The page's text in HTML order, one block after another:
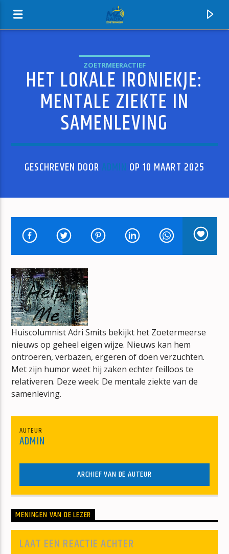
MZ-RADIO
HUIDIG NUMMER
FREEDOM
GEORGE MICHAEL
mz-radio
ZOETRMEERACTIEF
HET LOKALE IRONIEKJE:
MENTALE ZIEKTE IN
SAMENLEVING
GESCHREVEN DOOR ADMIN OP 10 MAART 2025
Huiscolumnist Adri Smits bekijkt het Zoetermeerse
nieuws op geheel eigen wijze. Nieuws kan hem
ontroeren, verbazen, ergeren of doen verzuchten.
Met zijn humor weet hij zaken echter feilloos te
relativeren. Deze week: De mentale ziekte van de
samenleving.
AUTEUR
ADMIN
ARCHIEF VAN DE AUTEUR
MENINGEN VAN DE LEZER
LAAT EEN REACTIE ACHTER